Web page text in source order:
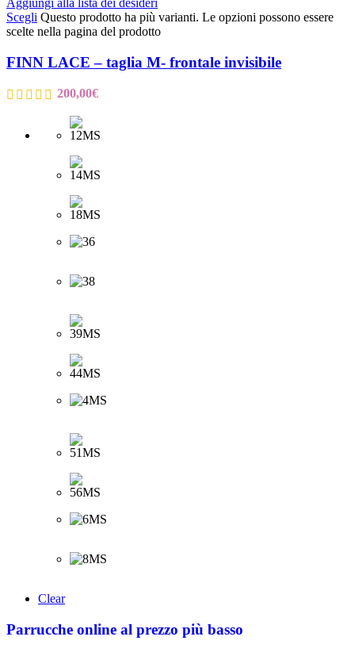
Aggiungi alla lista dei desideri
Scegli Questo prodotto ha più varianti. Le opzioni possono essere
scelte nella pagina del prodotto
FINN LACE – taglia M- frontale invisibile
200,00€
Clear
Parrucche online al prezzo più basso